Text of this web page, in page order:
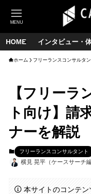
MENU
HOME インタビュー・
ホーム フリーランスコンサルタン
【フリーラ
ト向け】請
ナーを解説
フリーランスコンサルタント
横見 晃平（ケースサーチ編
本サイトのコンテン